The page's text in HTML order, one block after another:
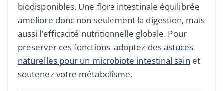
biodisponibles. Une flore intestinale équilibrée
améliore donc non seulement la digestion, mais
aussi l’efficacité nutritionnelle globale. Pour
préserver ces fonctions, adoptez desastuces
naturelles pour un microbiote intestinal sain et
soutenez votre métabolisme.